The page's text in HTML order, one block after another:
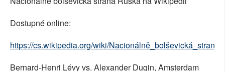
Dostupné online:
https://cs.wikipedia.org/wiki/
Bernard-Henri Lévy vs. Alexander Dugin, Amsterdam